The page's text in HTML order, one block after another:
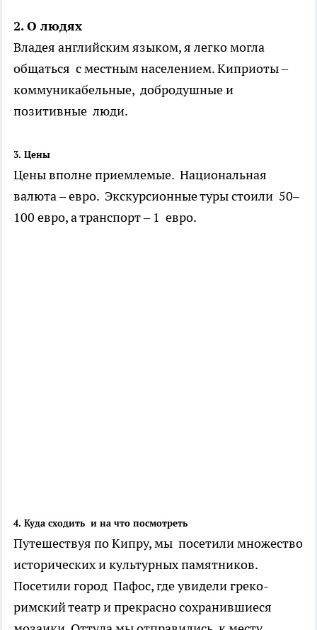
2. О людях
Владея английским языком, я легко могла
общаться с местным населением. Киприоты –
коммуникабельные, добродушные и
позитивные люди.
3. Цены
Цены вполне приемлемые. Национальная
валюта – евро. Экскурсионные туры стоили 50–
100 евро, а транспорт – 1 евро.
4. Куда сходить и на что посмотреть
Путешествуя по Кипру, мы посетили множество
исторических и культурных памятников.
Посетили город Пафос, где увидели греко-
римский театр и прекрасно сохранившиеся